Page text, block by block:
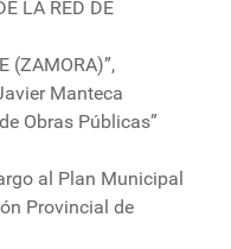
LA RED DE
(ZAMORA)”,
Manteca
Obras Públicas”
al Plan Municipal
Provincial de